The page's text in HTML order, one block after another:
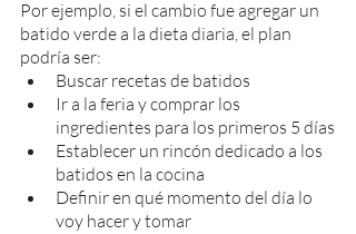
Por ejemplo, si el cambio fue agregar un
batido verde a la dieta diaria, el plan
podría ser:
Buscar recetas de batidos
Ir a la feria y comprar los
ingredientes para los primeros 5 días
Establecer un rincón dedicado a los
batidos en la cocina
Definir en qué momento del día lo
voy hacer y tomar